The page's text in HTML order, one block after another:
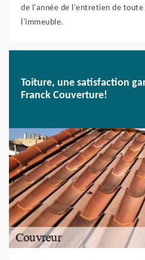
de l'année de l'entretien de
l'immeuble.
Toiture, une satisfaction
Franck Couverture!